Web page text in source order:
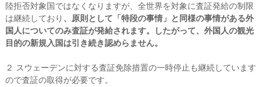
陸拒否対象国ではなくなりますが、全世界を対象に査証発給の制限
は継続しており 、原則として「特段の事情」と同様の事情がある外
国人についてのみ査証が発給されます。したがって、外国人の観光
目的の新規入国は引き続き認めらません。
２ スウェーデンに対する査証免除措置の一時停止も継続しています
ので査証の取得が必要です。